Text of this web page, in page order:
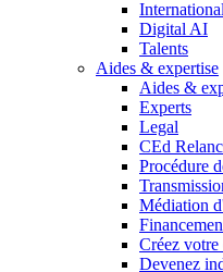
International
Digital AI
Talents
Aides & expertise
Aides &
Experts
Legal
CEd
Procédure
Médiation
Créez votre
Devenez